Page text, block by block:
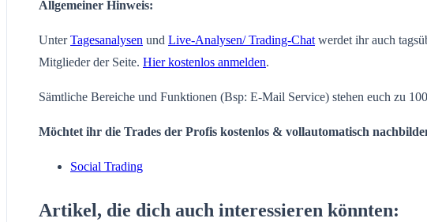
Allgemeiner Hinweis:
UnterTagesanalysen und Live-Analysen/ Trading-Chat werdet ihr auch
Mitglieder der Seite. Hier kostenlos anmelden.
Sämtliche Bereiche und Funktionen (Bsp: E-Mail Service) stehen euch zu
Möchtet ihr die Trades der Profis kostenlos & vollautomatisch
Social Trading
Artikel, die dich auch interessieren könnten: